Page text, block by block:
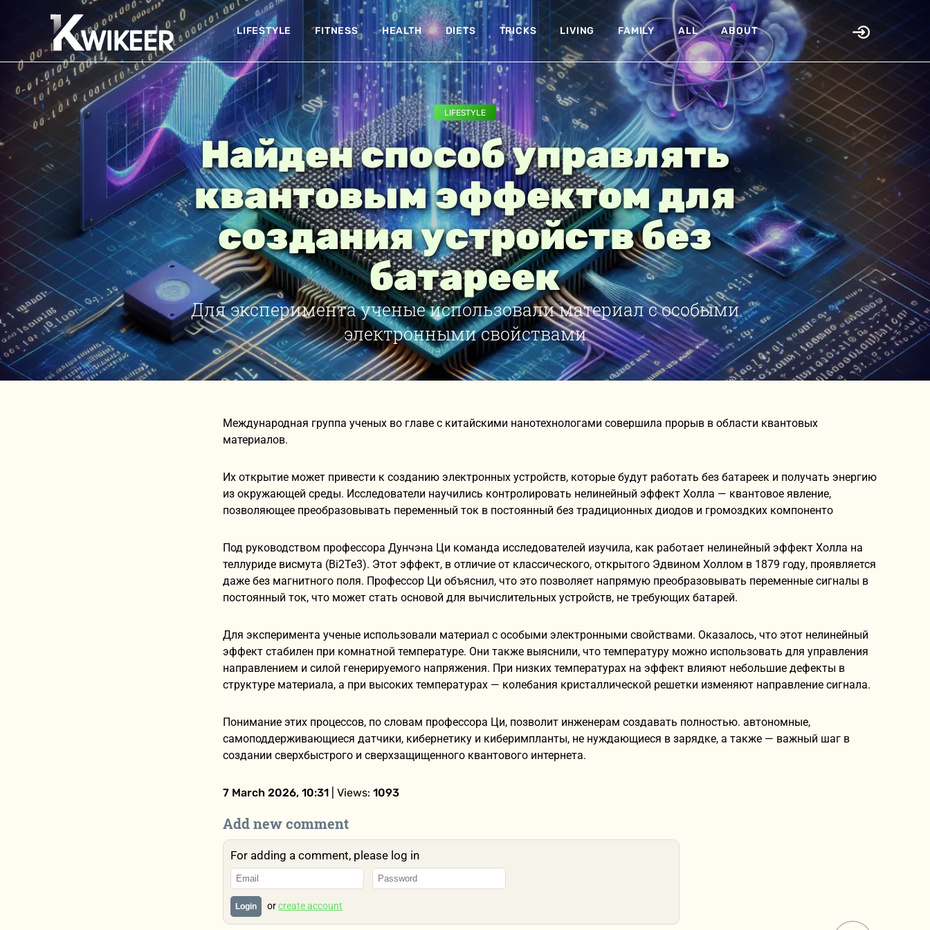
LIFESTYLE FITNESS HEALTH DIETS TRICKS LIVING FAMILY ALL ABOUT
LIFESTYLE
Найден способ управлять
квантовым эффектом для
создания устройств без
батареек
Для эксперимента ученые использовали материал с особыми
электронными свойствами
Международная группа ученых во главе с китайскими нанотехнологами совершила прорыв в области квантовых
материалов.
Их открытие может привести к созданию электронных устройств, которые будут работать без батареек и получать энергию
из окружающей среды. Исследователи научились контролировать нелинейный эффект Холла — квантовое явление,
позволяющее преобразовывать переменный ток в постоянный без традиционных диодов и громоздких компоненто
Под руководством профессора Дунчэна Ци команда исследователей изучила, как работает нелинейный эффект Холла на
теллуриде висмута (Bi2Te3). Этот эффект, в отличие от классического, открытого Эдвином Холлом в 1879 году, проявляется
даже без магнитного поля. Профессор Ци объяснил, что это позволяет напрямую преобразовывать переменные сигналы в
постоянный ток, что может стать основой для вычислительных устройств, не требующих батарей.
Для эксперимента ученые использовали материал с особыми электронными свойствами. Оказалось, что этот нелинейный
эффект стабилен при комнатной температуре. Они также выяснили, что температуру можно использовать для управления
направлением и силой генерируемого напряжения. При низких температурах на эффект влияют небольшие дефекты в
структуре материала, а при высоких температурах — колебания кристаллической решетки изменяют направление сигнала.
Понимание этих процессов, по словам профессора Ци, позволит инженерам создавать полностью. автономные,
самоподдерживающиеся датчики, кибернетику и киберимпланты, не нуждающиеся в зарядке, а также — важный шаг в
создании сверхбыстрого и сверхзащищенного квантового интернета.
7 March 2026, 10:31 | Views: 1093
Add new comment
For adding a comment, please log in
Login orcreate account